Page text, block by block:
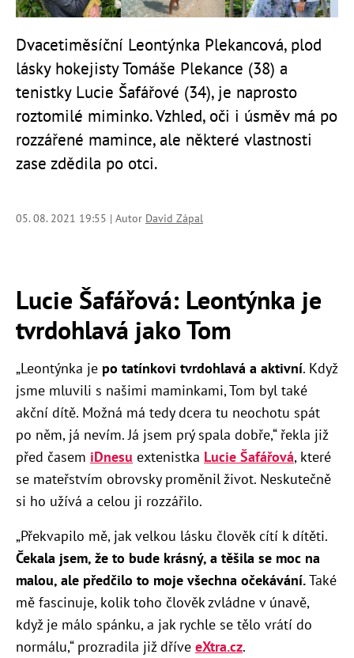
Dvacetiměsíční Leontýnka Plekancová, plod
lásky hokejisty Tomáše Plekance (38) a
tenistky Lucie Šafářové (34), je naprosto
roztomilé miminko. Vzhled, oči i úsměv má po
rozzářené mamince, ale některé vlastnosti
zase zdědila po otci.
05. 08. 2021 19:55 | Autor David Zápal
Lucie Šafářová: Leontýnka je
tvrdohlavá jako Tom
„Leontýnka je po tatínkovi tvrdohlavá a aktivní. Když
jsme mluvili s našimi maminkami, Tom byl také
akční dítě. Možná má tedy dcera tu neochotu spát
po něm, já nevím. Já jsem prý spala dobře,“ řekla již
před časem iDnesu extenistka Lucie Šafářová, které
se mateřstvím obrovsky proměnil život. Neskutečně
si ho užívá a celou ji rozzářilo.
„Překvapilo mě, jak velkou lásku člověk cítí k dítěti.
Čekala jsem, že to bude krásný, a těšila se moc na
malou, ale předčilo to moje všechna očekávání.Také
mě fascinuje, kolik toho člověk zvládne v únavě,
když je málo spánku, a jak rychle se tělo vrátí do
normálu,“ prozradila již dříve eXtra.cz.